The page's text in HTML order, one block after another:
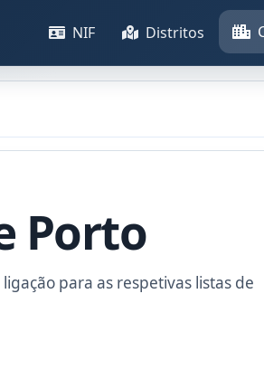
NIF Distritos
Porto
para as respetivas listas de